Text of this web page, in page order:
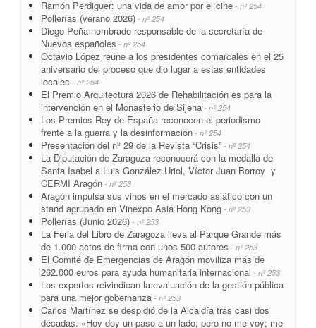
Ramón Perdiguer: una vida de amor por el cine - nº 254
Pollerías (verano 2026) - nº 254
Diego Peña nombrado responsable de la secretaría de
Nuevos españoles - nº 254
Octavio López reúne a los presidentes comarcales en el 25
aniversario del proceso que dio lugar a estas entidades
locales - nº 254
El Premio Arquitectura 2026 de Rehabilitación es para la
intervención en el Monasterio de Sijena - nº 254
Los Premios Rey de España reconocen el periodismo
frente a la guerra y la desinformación - nº 254
Presentacion del nº 29 de la Revista “Crisis” - nº 254
La Diputación de Zaragoza reconocerá con la medalla de
Santa Isabel a Luis González Uriol, Víctor Juan Borroy y
CERMI Aragón - nº 253
Aragón impulsa sus vinos en el mercado asiático con un
stand agrupado en Vinexpo Asia Hong Kong - nº 253
Pollerías (Junio 2026) - nº 253
La Feria del Libro de Zaragoza lleva al Parque Grande más
de 1.000 actos de firma con unos 500 autores - nº 253
El Comité de Emergencias de Aragón moviliza más de
262.000 euros para ayuda humanitaria internacional - nº 253
Los expertos reivindican la evaluación de la gestión pública
para una mejor gobernanza - nº 253
Carlos Martínez se despidió de la Alcaldía tras casi dos
décadas. «Hoy doy un paso a un lado, pero no me voy; me